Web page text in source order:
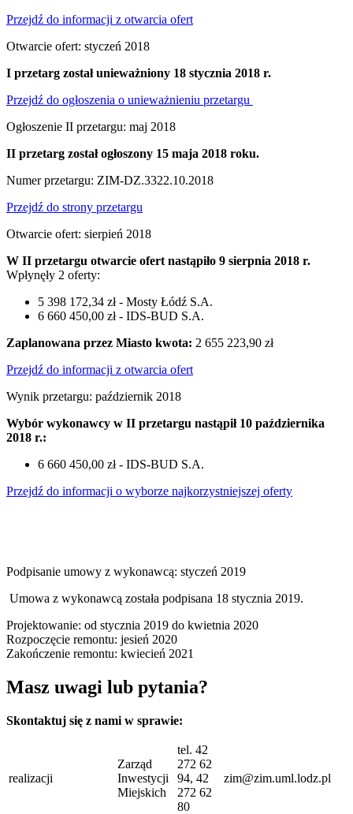
Przejdź do informacji z otwarcia ofert
Otwarcie ofert: styczeń 2018
I przetarg został unieważniony 18 stycznia 2018 r.
Przejdź do ogłoszenia o unieważnieniu przetargu
Ogłoszenie II przetargu: maj 2018
II przetarg został ogłoszony 15 maja 2018 roku.
Numer przetargu: ZIM-DZ.3322.10.2018
Przejdź do strony przetargu
Otwarcie ofert: sierpień 2018
W II przetargu otwarcie ofert nastąpiło 9 sierpnia 2018 r.
Wpłynęły 2 oferty:
5 398 172,34 zł - Mosty Łódź S.A.
6 660 450,00 zł - IDS-BUD S.A.
Zaplanowana przez Miasto kwota: 2 655 223,90 zł
Przejdź do informacji z otwarcia ofert
Wynik przetargu: październik 2018
Wybór wykonawcy w II przetargu nastąpił 10 października
2018 r.:
6 660 450,00 zł - IDS-BUD S.A.
Przejdź do informacji o wyborze najkorzystniejszej oferty
Podpisanie umowy z wykonawcą: styczeń 2019
Umowa z wykonawcą została podpisana 18 stycznia 2019.
Projektowanie: od stycznia 2019 do kwietnia 2020
Rozpoczęcie remontu: jesień 2020
Zakończenie remontu: kwiecień 2021
Masz uwagi lub pytania?
Skontaktuj się z nami w sprawie:
realizacji
Zarząd
Inwestycji
Miejskich
tel. 42
272 62
94, 42
272 62
80
zim@zim.uml.lodz.pl